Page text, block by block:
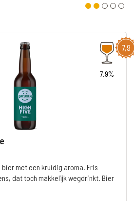
7,9
7.9%
met een kruidig aroma. Fris-
dat toch makkelijk wegdrinkt. Bier